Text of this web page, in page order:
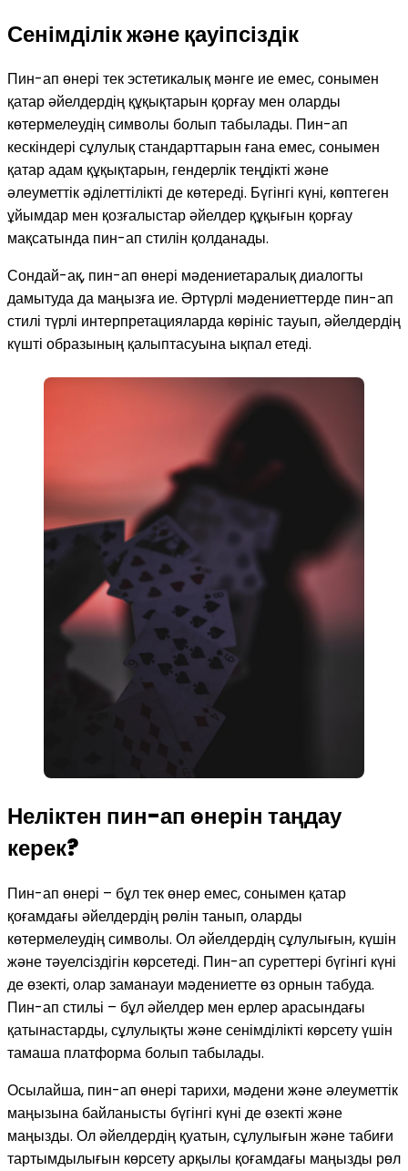
Сенімділік және қауіпсіздік
Пин-ап өнері тек эстетикалық мәнге ие емес, сонымен
қатар әйелдердің құқықтарын қорғау мен оларды
көтермелеудің символы болып табылады. Пин-ап
кескіндері сұлулық стандарттарын ғана емес, сонымен
қатар адам құқықтарын, гендерлік теңдікті және
әлеуметтік әділеттілікті де көтереді. Бүгінгі күні, көптеген
ұйымдар мен қозғалыстар әйелдер құқығын қорғау
мақсатында пин-ап стилін қолданады.
Сондай-ақ, пин-ап өнері мәдениетаралық диалогты
дамытуда да маңызға ие. Әртүрлі мәдениеттерде пин-ап
стилі түрлі интерпретацияларда көрініс тауып, әйелдердің
күшті образының қалыптасуына ықпал етеді.
Неліктен пин-ап өнерін таңдау
керек?
Пин-ап өнері – бұл тек өнер емес, сонымен қатар
қоғамдағы әйелдердің рөлін танып, оларды
көтермелеудің символы. Ол әйелдердің сұлулығын, күшін
және тәуелсіздігін көрсетеді. Пин-ап суреттері бүгінгі күні
де өзекті, олар заманауи мәдениетте өз орнын табуда.
Пин-ап стильі – бұл әйелдер мен ерлер арасындағы
қатынастарды, сұлулықты және сенімділікті көрсету үшін
тамаша платформа болып табылады.
Осылайша, пин-ап өнері тарихи, мәдени және әлеуметтік
маңызына байланысты бүгінгі күні де өзекті және
маңызды. Ол әйелдердің қуатын, сұлулығын және табиғи
тартымдылығын көрсету арқылы қоғамдағы маңызды рөл